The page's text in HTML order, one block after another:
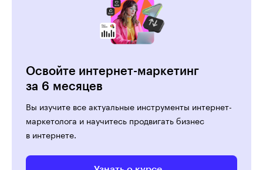
Освойте интернет-маркетинг
за 6 месяцев
Вы изучите все актуальные инструменты интернет-
маркетолога и научитесь продвигать бизнес
в интернете.